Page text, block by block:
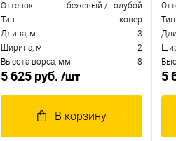
Оттенок
бежевый / голубой
Тип
ковер
Длина, м
3
Ширина, м
2
Высота ворса, мм
8
5 625 руб. /шт
В корзину
Тип
5